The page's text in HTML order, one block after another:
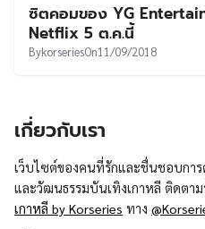
ซิตคอมของ YG
Netflix 5 ต.ค.นี้
BykorseriesOn11/09/2018
เกี่ยวกับเรา
เว็บไซต์ของคนที่รักและชื่นชอบกา
และวัฒนธรรมบันเทิงเกาหลี ติดตาม
เกาหลี by Korseries ทาง